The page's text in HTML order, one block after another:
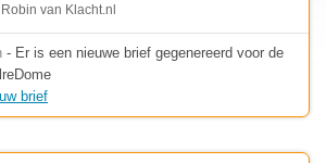
van Klacht.nl
- Er is een nieuwe brief gegenereerd voor de
brief